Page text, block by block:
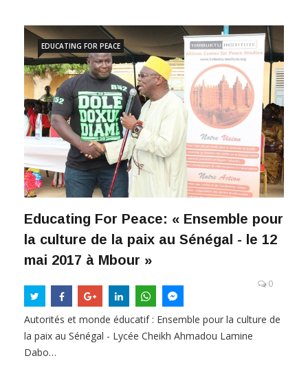
EDUCATING FOR PEACE
Educating For Peace: « Ensemble pour
la culture de la paix au Sénégal - le 12
mai 2017 à Mbour »
0
Autorités et monde éducatif : Ensemble pour la culture de
la paix au Sénégal - Lycée Cheikh Ahmadou Lamine
Dabo…